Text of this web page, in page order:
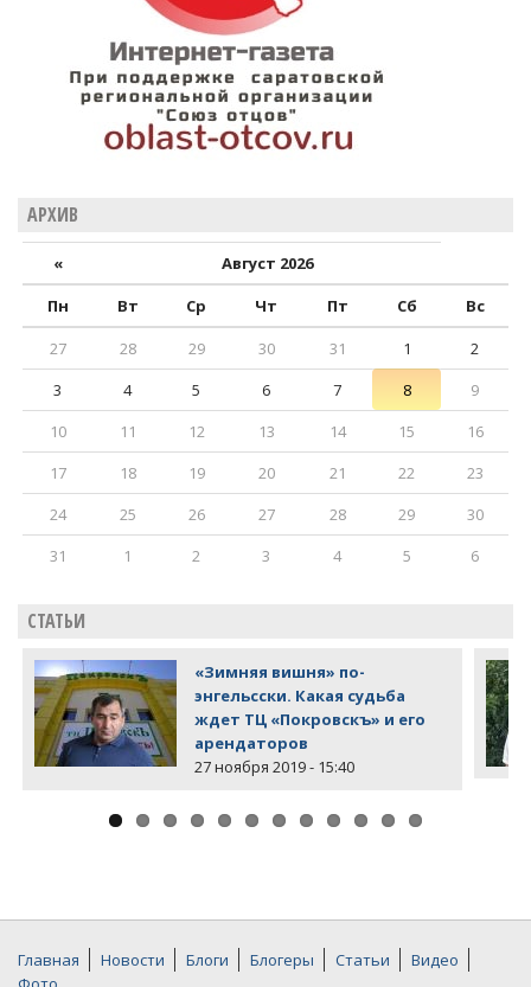
АРХИВ
«
Август 2026
Пн
Вт Ср Чт Пт Сб
Вс
27
28 29 30 31 1
2
3
4 5 6 7 8
9
10
11 12 13 14 15
16
17
18 19 20 21 22
23
24
25 26 27 28 29
30
31
1 2 3 4 5 6
СТАТЬИ
«Зимняя вишня» по-
энгельсски. Какая судьба
ждет ТЦ «Покровскъ» и его
арендаторов
27 ноября 2019 - 15:40
Главная Новости Блоги Блогеры Статьи
Видео